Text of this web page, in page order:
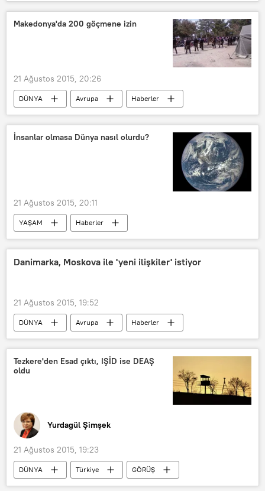
Makedonya'da 200 göçmene izin
21 Ağustos 2015, 20:26
DÜNYA Avrupa
Haberler
Makedonya
İnsanlar olmasa Dünya nasıl olurdu?
21 Ağustos 2015, 20:11
YAŞAM Haberler
Danimarka, Moskova ile 'yeni ilişkiler' istiyor
21 Ağustos 2015, 19:52
DÜNYA Avrupa
Haberler
Danimarka
Rusya
Tezkere'den Esad çıktı, IŞİD ise DEAŞ
oldu
Yurdagül Şimşek
21 Ağustos 2015, 19:23
DÜNYA Türkiye
GÖRÜŞ
Haberler
Suriye
Beşar Esad